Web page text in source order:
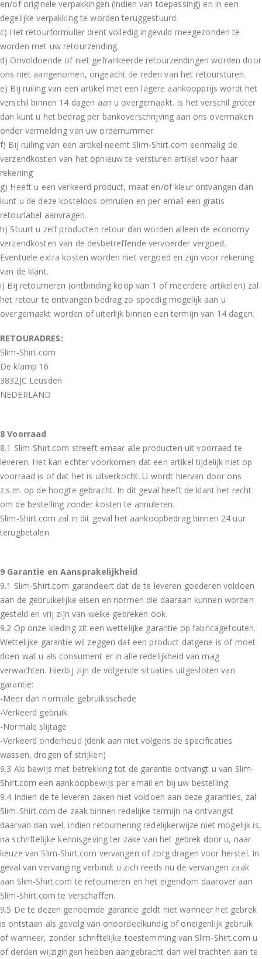
en/of originele verpakkingen (indien van toepassing) en in een
degelijke verpakking te worden teruggestuurd.
c) Het retourformulier dient volledig ingevuld meegezonden te
worden met uw retourzending.
d) Onvoldoende of niet gefrankeerde retourzendingen worden door
ons niet aangenomen, ongeacht de reden van het retoursturen.
e) Bij ruiling van een artikel met een lagere aankoopprijs wordt het
verschil binnen 14 dagen aan u overgemaakt. Is het verschil groter
dan kunt u het bedrag per bankoverschrijving aan ons overmaken
onder vermelding van uw ordernummer.
f) Bij ruiling van een artikel neemt Slim-Shirt.com eenmalig de
verzendkosten van het opnieuw te versturen artikel voor haar
rekening
g) Heeft u een verkeerd product, maat en/of kleur ontvangen dan
kunt u de deze kosteloos omruilen en per email een gratis
retourlabel aanvragen.
h) Stuurt u zelf producten retour dan worden alleen de economy
verzendkosten van de desbetreffende vervoerder vergoed.
Eventuele extra kosten worden niet vergoed en zijn voor rekening
van de klant.
i) Bij retourneren (ontbinding koop van 1 of meerdere artikelen) zal
het retour te ontvangen bedrag zo spoedig mogelijk aan u
overgemaakt worden of uiterlijk binnen een termijn van 14 dagen.
RETOURADRES:
Slim-Shirt.com
De klamp 16
3832JC Leusden
NEDERLAND
8 Voorraad
8.1 Slim-Shirt.com streeft ernaar alle producten uit voorraad te
leveren. Het kan echter voorkomen dat een artikel tijdelijk niet op
voorraad is of dat het is uitverkocht. U wordt hiervan door ons
z.s.m. op de hoogte gebracht. In dit geval heeft de klant het recht
om de bestelling zonder kosten te annuleren.
Slim-Shirt.com zal in dit geval het aankoopbedrag binnen 24 uur
terugbetalen.
9 Garantie en Aansprakelijkheid
9.1 Slim-Shirt.com garandeert dat de te leveren goederen voldoen
aan de gebruikelijke eisen en normen die daaraan kunnen worden
gesteld en vrij zijn van welke gebreken ook.
9.2 Op onze kleding zit een wettelijke garantie op fabricagefouten.
Wettelijke garantie wil zeggen dat een product datgene is of moet
doen wat u als consument er in alle redelijkheid van mag
verwachten. Hierbij zijn de volgende situaties uitgesloten van
garantie:
-Meer dan normale gebruiksschade
-Verkeerd gebruik
-Normale slijtage
-Verkeerd onderhoud (denk aan niet volgens de specificaties
wassen, drogen of strijken)
9.3 Als bewijs met betrekking tot de garantie ontvangt u van Slim-
Shirt.com een aankoopbewijs per email en bij uw bestelling.
9.4 Indien de te leveren zaken niet voldoen aan deze garanties, zal
Slim-Shirt.com de zaak binnen redelijke termijn na ontvangst
daarvan dan wel, indien retournering redelijkerwijze niet mogelijk is,
na schriftelijke kennisgeving ter zake van het gebrek door u, naar
keuze van Slim-Shirt.com vervangen of zorg dragen voor herstel. In
geval van vervanging verbindt u zich reeds nu de vervangen zaak
aan Slim-Shirt.com te retourneren en het eigendom daarover aan
Slim-Shirt.com te verschaffen.
9.5 De te dezen genoemde garantie geldt niet wanneer het gebrek
is ontstaan als gevolg van onoordeelkundig of oneigenlijk gebruik
of wanneer, zonder schriftelijke toestemming van Slim-Shirt.com u
of derden wijzigingen hebben aangebracht dan wel trachten aan te